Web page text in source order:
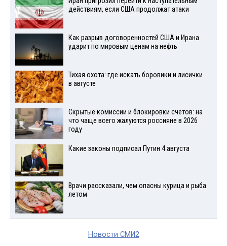
действиям, если США продолжат атаки
Как разрыв договоренностей США и Ирана
ударит по мировым ценам на нефть
Тихая охота: где искать боровики и лисички
в августе
Скрытые комиссии и блокировки счетов: на
что чаще всего жалуются россияне в 2026
году
Какие законы подписал Путин 4 августа
Врачи рассказали, чем опасны курица и рыба
летом
Новости СМИ2